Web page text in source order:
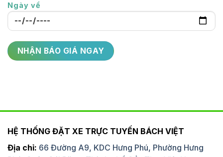
Ngày về
HỆ THỐNG ĐẶT XE TRỰC TUYẾN BÁCH VIỆT
Địa chỉ: 66 Đường A9, KDC Hưng Phú, Phường Hưng